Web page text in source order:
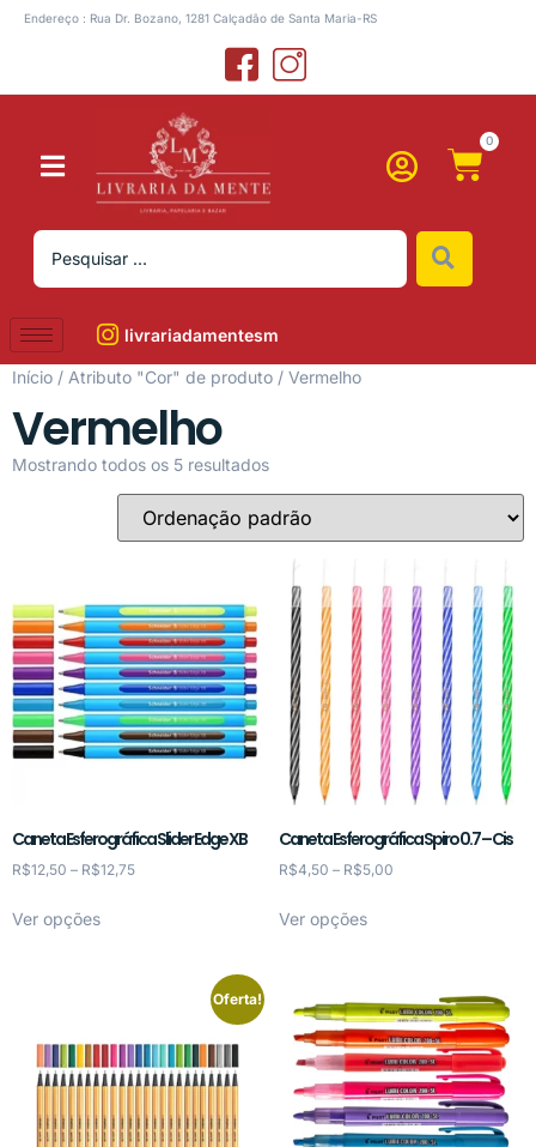
Endereço : Rua Dr. Bozano, 1281 Calçadão de Santa Maria-RS
0
livrariadamentesm
Início / Atributo "Cor" de produto / Vermelho
Vermelho
Mostrando todos os 5 resultados
Caneta Esferográfica Slider Edge XB
R$12,50 – R$12,75
Ver opções
Caneta Esferográfica Spiro 0.7 – Cis
R$4,50 – R$5,00
Ver opções
Oferta!